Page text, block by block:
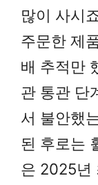
많이 사시
주문한 제
배 추적만
관 통관 단
서 불안했
된 후로는
은 2025년